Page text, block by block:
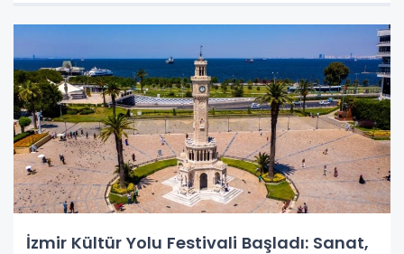
İzmir Kültür Yolu Festivali Başladı: Sanat,